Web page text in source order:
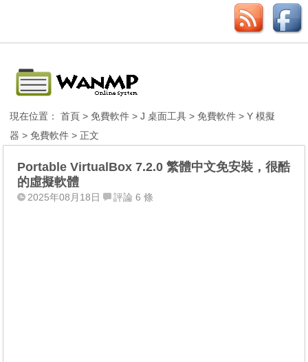
現在位置：首頁 >免費軟件 >J 桌面工具 >免費軟件 >Y 模擬
器 >免費軟件 > 正文
Portable VirtualBox 7.2.0 繁體中文免安裝，很酷
的虛擬軟體
2025年08月18日 評論 6 條